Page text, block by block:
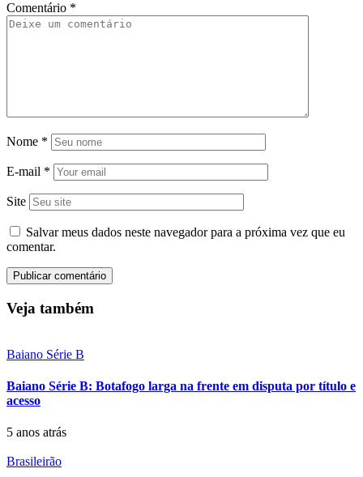
Comentário *
Nome *
E-mail *
Site
Salvar meus dados neste navegador para a próxima vez que eu
comentar.
Veja também
Baiano Série B
Baiano Série B: Botafogo larga na frente em disputa por título e
acesso
5 anos atrás
Brasileirão